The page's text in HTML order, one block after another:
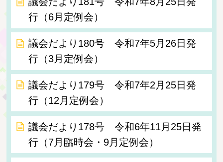
行（6月定例会）
議会だより180号 令和7年5月26日発
行（3月定例会）
議会だより179号 令和7年2月25日発
行（12月定例会）
議会だより178号 令和6年11月25日発
行（7月臨時会・9月定例会）